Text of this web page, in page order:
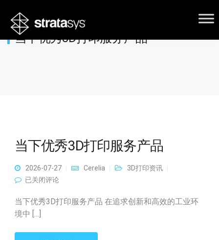
当下优秀3D打印服务产品
当下优秀3D打印服务产品
2026-07-27 Cerelia
3D打印资讯
当下优秀3D打印服务产品
已关闭评论
当下优秀3D打印服务产品 在追求创新和高效的工业环
境中 […]